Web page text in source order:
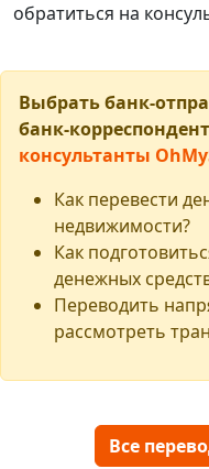
обратиться на
Выбрать банк-
банк-
консультанты
Как перевести
недвижимости?
Как
денежных
Переводить
рассмотреть
Все